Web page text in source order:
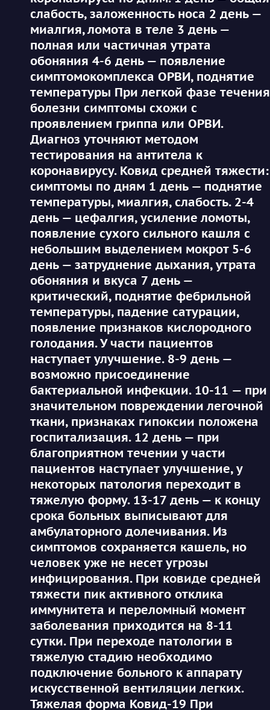
слабость, заложенность носа 2 день —
миалгия, ломота в теле 3 день —
полная или частичная утрата
обоняния 4-6 день — появление
симптомокомплекса ОРВИ, поднятие
температуры При легкой фазе течения
болезни симптомы схожи с
проявлением гриппа или ОРВИ.
Диагноз уточняют методом
тестирования на антитела к
коронавирусу. Ковид средней тяжести:
симптомы по дням 1 день — поднятие
температуры, миалгия, слабость. 2-4
день — цефалгия, усиление ломоты,
появление сухого сильного кашля с
небольшим выделением мокрот 5-6
день — затруднение дыхания, утрата
обоняния и вкуса 7 день —
критический, поднятие фебрильной
температуры, падение сатурации,
появление признаков кислородного
голодания. У части пациентов
наступает улучшение. 8-9 день —
возможно присоединение
бактериальной инфекции. 10-11 — при
значительном повреждении легочной
ткани, признаках гипоксии положена
госпитализация. 12 день — при
благоприятном течении у части
пациентов наступает улучшение, у
некоторых патология переходит в
тяжелую форму. 13-17 день — к концу
срока больных выписывают для
амбулаторного долечивания. Из
симптомов сохраняется кашель, но
человек уже не несет угрозы
инфицирования. При ковиде средней
тяжести пик активного отклика
иммунитета и переломный момент
заболевания приходится на 8-11
сутки. При переходе патологии в
тяжелую стадию необходимо
подключение больного к аппарату
искусственной вентиляции легких.
Тяжелая форма Ковид-19 При